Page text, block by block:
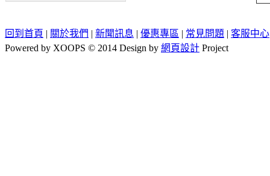
回到首頁 | 關於我們 | 新聞訊息 | 優惠專區 | 常見問題 | 客服中心
Powered by XOOPS © 2014 Design by 網頁設計 Project